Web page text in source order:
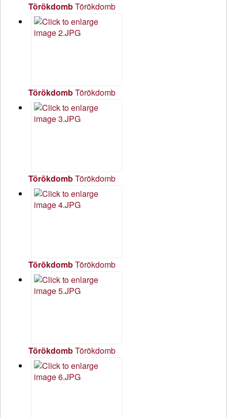
TörökdombTörökdomb
TörökdombTörökdomb
TörökdombTörökdomb
TörökdombTörökdomb
TörökdombTörökdomb